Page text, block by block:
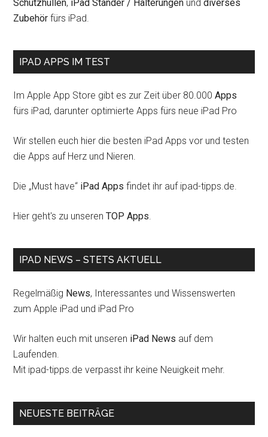
Schutzhüllen, iPad Ständer / Halterungen unddiverses
Zubehör fürs iPad.
IPAD APPS IM TEST
Im Apple App Store gibt es zur Zeit über 80.000Apps
fürs iPad, darunter optimierte Apps fürs neue iPad Pro
Wir stellen euch hier die besten iPad Apps vor und testen
die Apps auf Herz und Nieren.
Die „Must have“ iPad Apps findet ihr auf ipad-tipps.de.
Hier geht's zu unserenTOP Apps.
IPAD NEWS – STETS AKTUELL
Regelmäßig News, Interessantes und Wissenswerten
zum Apple iPad und iPad Pro
Wir halten euch mit unseren iPad News auf dem
Laufenden.
Mit ipad-tipps.de verpasst ihr keine Neuigkeit mehr.
NEUESTE BEITRÄGE